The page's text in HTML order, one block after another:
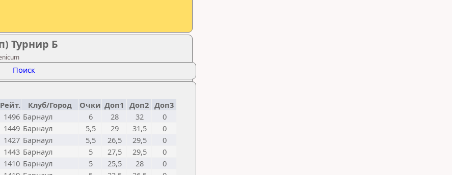
Турнир Б
Поиск
Рейт. Клуб/Город Очки Доп1 Доп2 Доп3
1496 Барнаул 6 28 32
0
1449 Барнаул 5,5 29 31,5
0
1427 Барнаул 5,5 26,5 29,5
0
1443 Барнаул 5 27,5 29,5
0
1410 Барнаул 5 25,5 28
0